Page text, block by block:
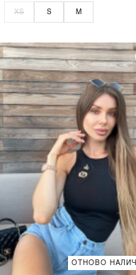
XS S M
ОТНОВО